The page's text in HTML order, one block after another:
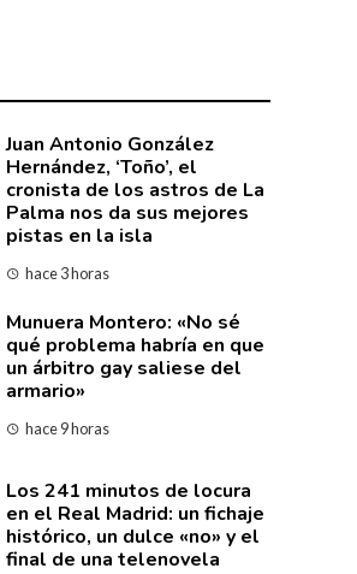
Juan Antonio González
Hernández, ‘Toño’, el
cronista de los astros de La
Palma nos da sus mejores
pistas en la isla
hace 3 horas
Munuera Montero: «No sé
qué problema habría en que
un árbitro gay saliese del
armario»
hace 9 horas
Los 241 minutos de locura
en el Real Madrid: un fichaje
histórico, un dulce «no» y el
final de una telenovela